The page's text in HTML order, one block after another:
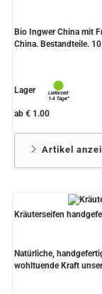
Bio Ingwer China mit
China. Bestandteile.
Lager
ab € 1.00
Artikel
Kräuterseifen
Natürliche,
wohltuende Kraft